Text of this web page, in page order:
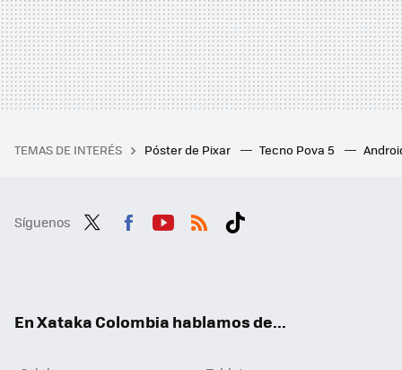
TEMAS DE INTERÉS Póster de Pixar Tecno Pova 5
Síguenos
En Xataka Colombia hablamos de...